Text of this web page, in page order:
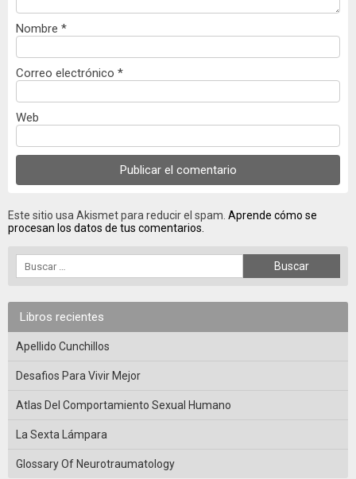
Nombre *
Correo electrónico *
Web
Este sitio usa Akismet para reducir el spam. Aprende cómo se
procesan los datos de tus comentarios.
Libros recientes
Apellido Cunchillos
Desafios Para Vivir Mejor
Atlas Del Comportamiento Sexual Humano
La Sexta Lámpara
Glossary Of Neurotraumatology